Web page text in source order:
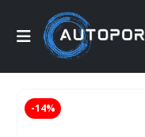
-14%